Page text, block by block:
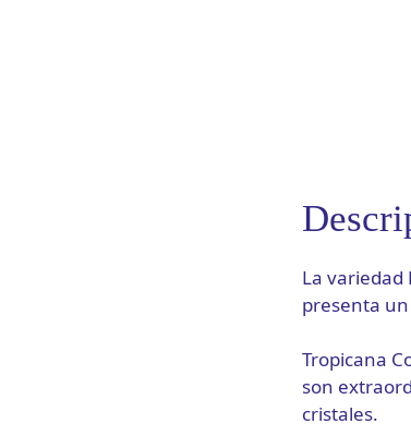
La variedad
presenta
Tropicana
son
cristales.